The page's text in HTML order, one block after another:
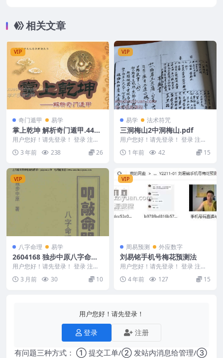
相关文章
VIP
奇门遁甲 易学
掌上乾坤 解析奇门遁甲.448
页pdf 百度网盘
用户您好！请先登录！ 登录 注册
掌上乾坤 解析奇门遁甲 2305-099
&n...3 年前 238 26
VIP
易学 法术符咒
三洞梅山2中洞梅山.pdf
用户您好！请先登录！ 登录 注册
三洞梅山2中洞梅山.pdf 2503156-
6... 1 年前 42 15
VIP
八字命理 易学
2604168 独步中原八字命理
讲义
用户您好！请先登录！ 登录 注册
独步中原八字命理讲义 2604168
3 月前 30 10
VIP
周易预测 外应数字
刘易铭手机号梅花预测法
用户您好！请先登录！ 登录 注册
刘易铭手机号梅花预测法 刘易铭
预测 M22...
4 年前 127 15
用户您好！请先登录！
登录 注册
有问题三种方式： ① 提交工单/② 发站内消息给管理/③